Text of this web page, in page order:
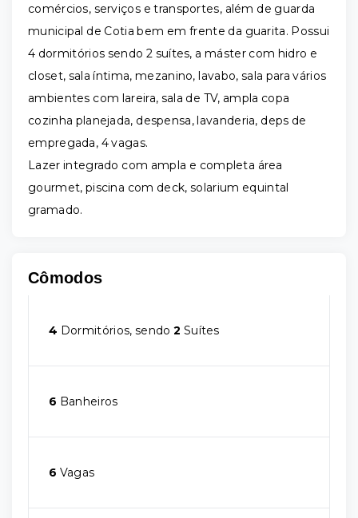
comércios, serviços e transportes, além de guarda
municipal de Cotia bem em frente da guarita. Possui
4 dormitórios sendo 2 suítes, a máster com hidro e
closet, sala íntima, mezanino, lavabo, sala para vários
ambientes com lareira, sala de TV, ampla copa
cozinha planejada, despensa, lavanderia, deps de
empregada, 4 vagas.
Lazer integrado com ampla e completa área
gourmet, piscina com deck, solarium equintal
gramado.
Cômodos
4 Dormitórios, sendo2 Suítes
6 Banheiros
6 Vagas